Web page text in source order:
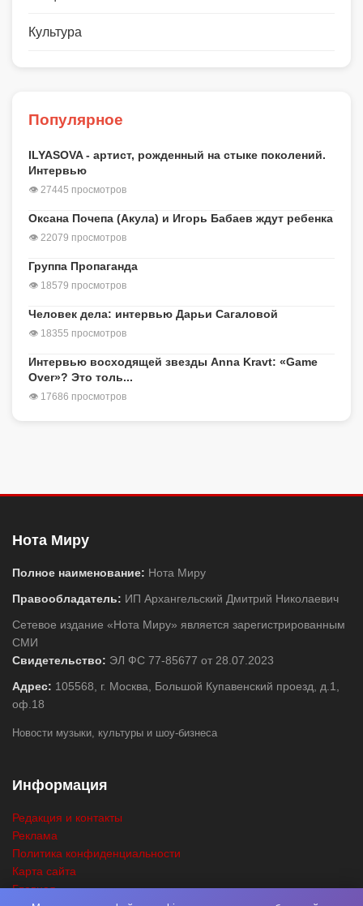
Культура
Популярное
ILYASOVA - артист, рожденный на стыке поколений.
Интервью
👁 27445 просмотров
Оксана Почепа (Акула) и Игорь Бабаев ждут ребенка
👁 22079 просмотров
Группа Пропаганда
👁 18579 просмотров
Человек дела: интервью Дарьи Сагаловой
👁 18355 просмотров
Интервью восходящей звезды Anna Kravt: «Game
Over»? Это толь...
👁 17686 просмотров
Нота Миру
Полное наименование: Нота Миру
Правообладатель: ИП Архангельский Дмитрий Николаевич
Сетевое издание «Нота Миру» является зарегистрированным
СМИ
Свидетельство: ЭЛ ФС 77-85677 от 28.07.2023
Адрес: 105568, г. Москва, Большой Купавенский проезд, д.1,
оф.18
Новости музыки, культуры и шоу-бизнеса
Информация
Редакция и контакты
Реклама
Политика конфиденциальности
Карта сайта
Главная